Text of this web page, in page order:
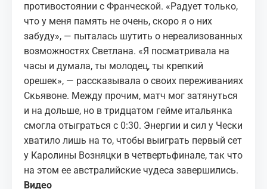
противостоянии с Франческой. «Радует только,
что у меня память не очень, скоро я о них
забуду», — пыталась шутить о нереализованных
возможностях Светлана. «Я посматривала на
часы и думала, ты молодец, ты крепкий
орешек», — рассказывала о своих переживаниях
Скьявоне. Между прочим, матч мог затянуться
и на дольше, но в тридцатом гейме итальянка
смогла отыграться с 0:30. Энергии и сил у Чески
хватило лишь на то, чтобы выиграть первый сет
у Каролины Возняцки в четвертьфинале, так что
на этом ее австралийские чудеса завершились.
Видео